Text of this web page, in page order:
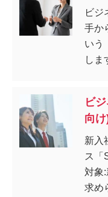
ビジ
手か
いう
しま
ビ
向け
新入
ス「
対象
求め